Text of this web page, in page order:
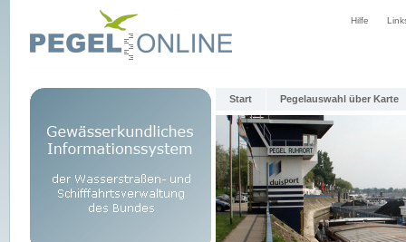
Hilfe
Start Pegelauswahl über Karte